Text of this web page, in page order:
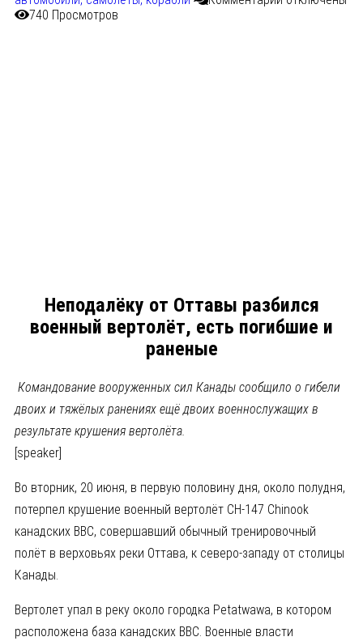
740 Просмотров
Неподалёку от Оттавы разбился
военный вертолёт, есть погибшие и
раненые
Командование вооруженных сил Канады сообщило о гибели
двоих и тяжёлых ранениях ещё двоих военнослужащих в
результате крушения вертолёта.
[speaker]
Во вторник, 20 июня, в первую половину дня, около полудня,
потерпел крушение военный вертолёт CH-147 Chinook
канадских ВВС, совершавший обычный тренировочный
полёт в верховьях реки Оттава, к северо-западу от столицы
Канады.
Вертолет упал в реку около городка Petatwawa, в котором
расположена база канадских ВВС. Военные власти